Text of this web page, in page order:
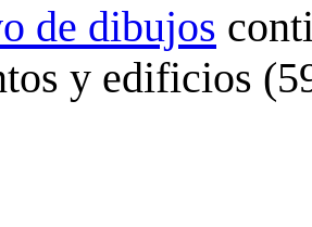
de dibujos
y edificios